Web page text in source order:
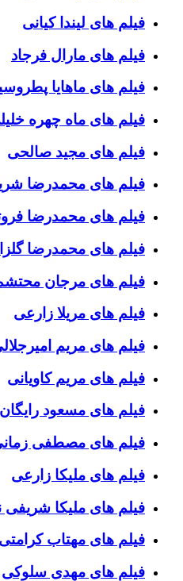
فیلم های لیندا کیانی
فیلم های مارال فرجاد
فیلم های ماهایا
فیلم های ماه چهره
فیلم های مجید صالحی
فیلم های محمدرضا
فیلم های محمدرضا
فیلم های محمدرضا
فیلم های مرجان
فیلم های مریلا زارعی
فیلم های مریم
فیلم های مریم کاویانی
فیلم های مسعود رایگان
فیلم های مصطفی
فیلم های ملیکا زارعی
فیلم های ملیکا شریفی
فیلم های مهتاب کرامتی
فیلم های مهدی سلوکی